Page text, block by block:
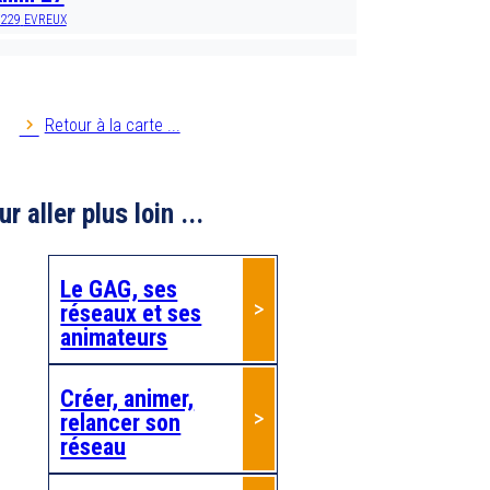
EVREUX
MONTOIRE SUR LE LOIR
Anim'âge 22
Anim'âge 36
EGUZON
Retour à la carte ...
aller plus loin ...
Le GAG, ses
réseaux et ses
animateurs
Créer, animer,
relancer son
réseau